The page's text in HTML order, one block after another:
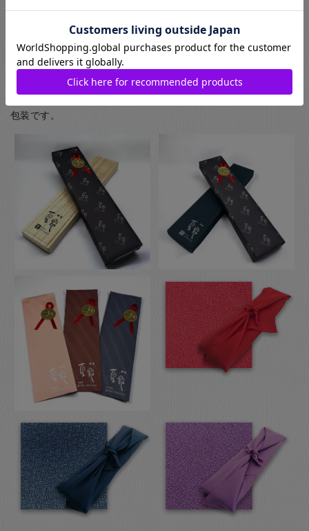
お箸用のギフトボックスをご注文いただいた方は、￥440-(税別)
でさらに風呂敷でのラッピングもご指定いただけます。日本の
包装です。